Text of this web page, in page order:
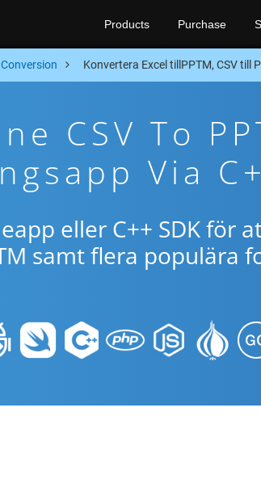
Products Purchase
Conversion Konvertera Excel tillPPTM, CSV till
CSV To
Via
eller C++ SDK för
samt flera populära